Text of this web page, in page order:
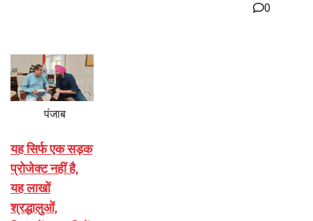
0
पंजाब
यह सिर्फ एक सड़क
प्रोजेक्ट नहीं है,
यह लाखों
श्रद्धालुओं,